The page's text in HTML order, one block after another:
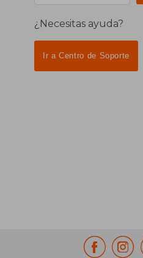
¿Necesitas ayuda?
Ir a Centro de Soporte